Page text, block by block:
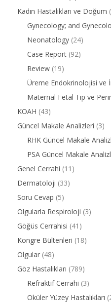
Kadın Hastalıkları ve Doğum
Gynecology; and
Neonatology (24)
Case Report (92)
Review (19)
Üreme Endokrinolojisi ve
Maternal Fetal Tıp ve
KOAH (43)
Güncel Makale Analizleri (3)
RHK Güncel Makale
PSA Güncel Makale
Genel Cerrahi (11)
Dermatoloji (33)
Soru Cevap (5)
Olgularla Respiroloji (3)
Göğüs Cerrahisi (41)
Kongre Bültenleri (18)
Olgular (48)
Göz Hastalıkları (789)
Refraktif Cerrahi (3)
Oküler Yüzey Hastalıkları